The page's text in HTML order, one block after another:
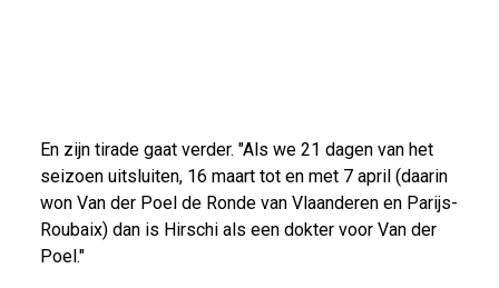
En zijn tirade gaat verder. "Als we 21 dagen van het
seizoen uitsluiten, 16 maart tot en met 7 april (daarin
won Van der Poel de Ronde van Vlaanderen en Parijs-
Roubaix) dan is Hirschi als een dokter voor Van der
Poel."